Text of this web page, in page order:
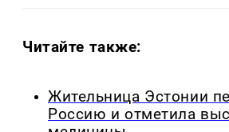
Читайте также:
Жительница Эстонии
Россию и отметила